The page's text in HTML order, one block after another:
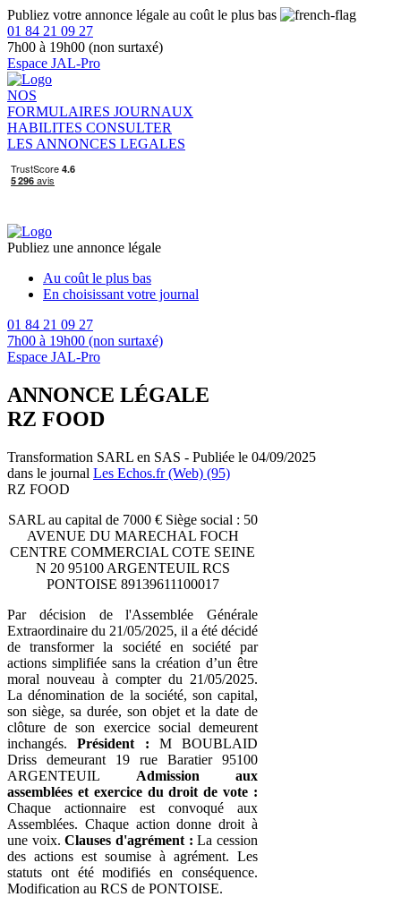
Publiez votre annonce légale au coût le plus bas
01 84 21 09 27
7h00 à 19h00 (non surtaxé)
Espace JAL-Pro
NOS
FORMULAIRES JOURNAUX
HABILITES CONSULTER
LES ANNONCES LEGALES
Publiez une annonce légale
Au coût le plus bas
En choisissant votre journal
01 84 21 09 27
7h00 à 19h00 (non surtaxé)
Espace JAL-Pro
ANNONCE LÉGALE
RZ FOOD
Transformation SARL en SAS - Publiée le 04/09/2025
dans le journal Les Echos.fr (Web) (95)
RZ FOOD
SARL au capital de 7000 € Siège social : 50
AVENUE DU MARECHAL FOCH
CENTRE COMMERCIAL COTE SEINE
N 20 95100 ARGENTEUIL RCS
PONTOISE 89139611100017
Par décision de l'Assemblée Générale
Extraordinaire du 21/05/2025, il a été décidé
de transformer la société en société par
actions simplifiée sans la création d’un être
moral nouveau à compter du 21/05/2025.
La dénomination de la société, son capital,
son siège, sa durée, son objet et la date de
clôture de son exercice social demeurent
inchangés.Président : M BOUBLAID
Driss demeurant 19 rue Baratier 95100
ARGENTEUIL Admission aux
assemblées et exercice du droit de vote :
Chaque actionnaire est convoqué aux
Assemblées. Chaque action donne droit à
une voix.Clauses d'agrément : La cession
des actions est soumise à agrément. Les
statuts ont été modifiés en conséquence.
Modification au RCS de PONTOISE.